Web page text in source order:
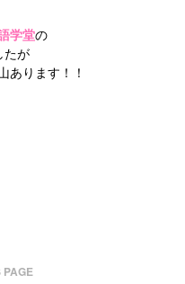
学堂の
たが
あります！！